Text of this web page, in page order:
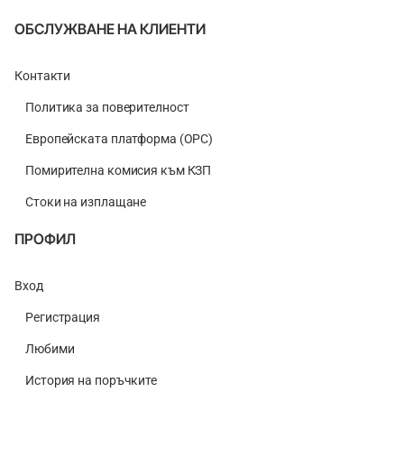
ОБСЛУЖВАНЕ НА КЛИЕНТИ
Контакти
Политика за поверителност
Европейската платформа (ОРС)
Помирителна комисия към КЗП
Стоки на изплащане
ПРОФИЛ
Вход
Регистрация
Любими
История на поръчките